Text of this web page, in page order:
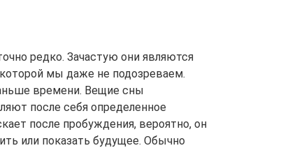
редко. Зачастую они являются
мы даже не подозреваем.
времени. Вещие сны
после себя определенное
после пробуждения, вероятно, он
или показать будущее. Обычно